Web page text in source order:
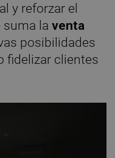
y reforzar el
suma laventa
posibilidades
fidelizar clientes